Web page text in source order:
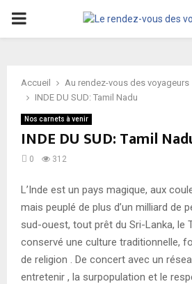
PRIMARY
Accueil Au rendez-vous des voyageurs
INDE DU SUD: Tamil Nadu
Nos carnets à venir
INDE DU SUD: Tamil
0 312
L’Inde est un pays magique, aux
mais peuplé de plus d’un milliard de
sud-ouest, tout prêt du Sri-Lanka, le
conservé une culture traditionnelle,
de religion . De concert avec un
entretenir , la surpopulation et le